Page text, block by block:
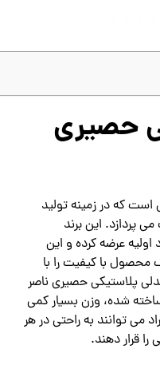
حصیری
است که در زمینه تولید
پردازد. این برند
اولیه عرضه کرده و این
محصول با کیفیت را با
پلاستیکی حصیری ناصر
ساخته شده، وزن بسیار کمی
می توانند به راحتی در هر
قرار دهند.